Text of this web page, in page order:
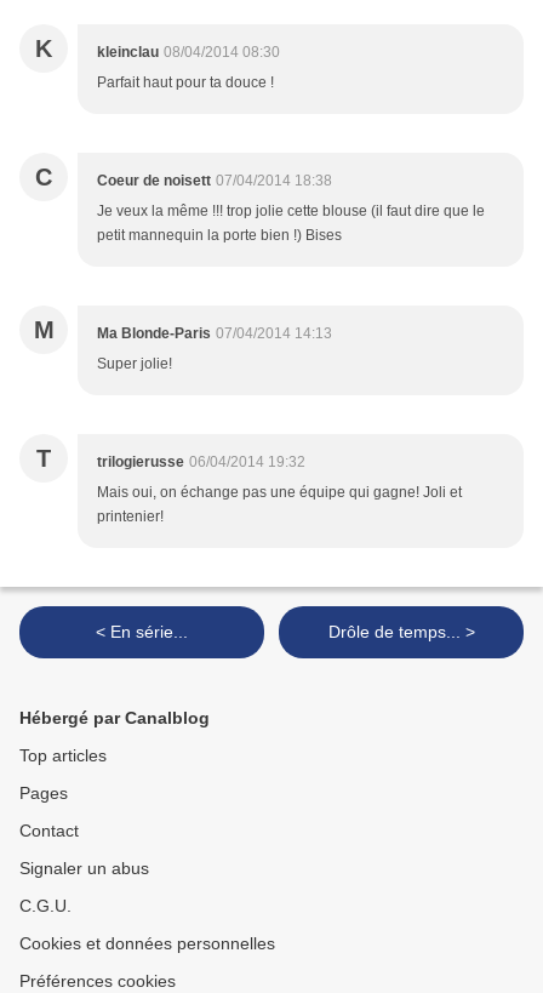
K kleinclau 08/04/2014 08:30
Parfait haut pour ta douce !
C Coeur de noisett 07/04/2014 18:38
Je veux la même !!! trop jolie cette blouse (il faut dire que le
petit mannequin la porte bien !) Bises
M Ma Blonde-Paris 07/04/2014 14:13
Super jolie!
T trilogierusse 06/04/2014 19:32
Mais oui, on échange pas une équipe qui gagne! Joli et
printenier!
< En série... Drôle de temps... >
Hébergé par Canalblog
Top articles
Pages
Contact
Signaler un abus
C.G.U.
Cookies et données personnelles
Préférences cookies